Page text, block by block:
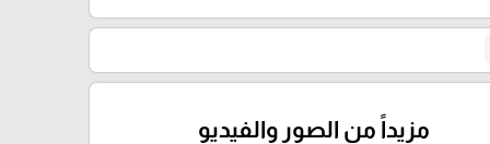
مزيداً من الصور والفيديو